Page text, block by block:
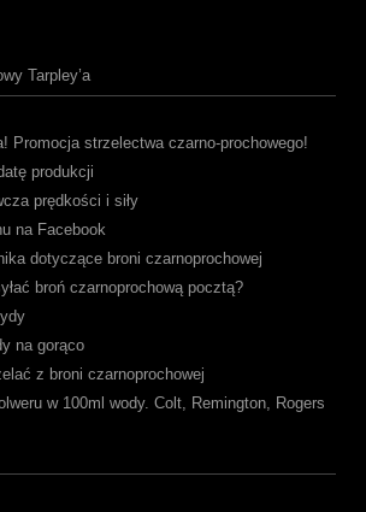
Tarpley’a
Promocja strzelectwa czarno-prochowego!
produkcji
prędkości i siły
na Facebook
dotyczące broni czarnoprochowej
broń czarnoprochową pocztą?
na gorąco
z broni czarnoprochowej
w 100ml wody. Colt, Remington, Rogers